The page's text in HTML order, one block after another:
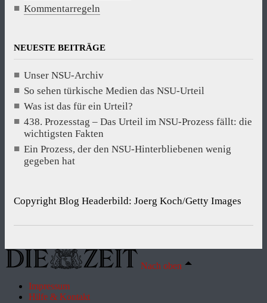
Kommentarregeln
NEUESTE BEITRÄGE
Unser NSU-Archiv
So sehen türkische Medien das NSU-Urteil
Was ist das für ein Urteil?
438. Prozesstag – Das Urteil im NSU-Prozess fällt: die
wichtigsten Fakten
Ein Prozess, der den NSU-Hinterbliebenen wenig
gegeben hat
Copyright Blog Headerbild: Joerg Koch/Getty Images
Nach oben
Impressum
Hilfe & Kontakt